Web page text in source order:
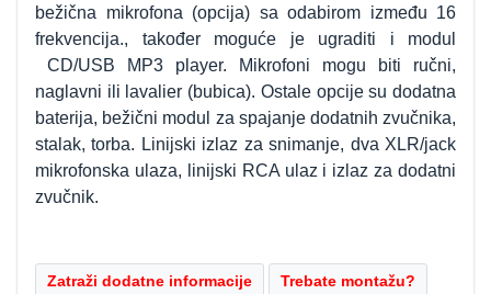
bežična mikrofona (opcija) sa odabirom između 16
frekvencija., također moguće je ugraditi i modul
CD/USB MP3 player. Mikrofoni mogu biti ručni,
naglavni ili lavalier (bubica). Ostale opcije su dodatna
baterija, bežični modul za spajanje dodatnih zvučnika,
stalak, torba. Linijski izlaz za snimanje, dva XLR/jack
mikrofonska ulaza, linijski RCA ulaz i izlaz za dodatni
zvučnik.